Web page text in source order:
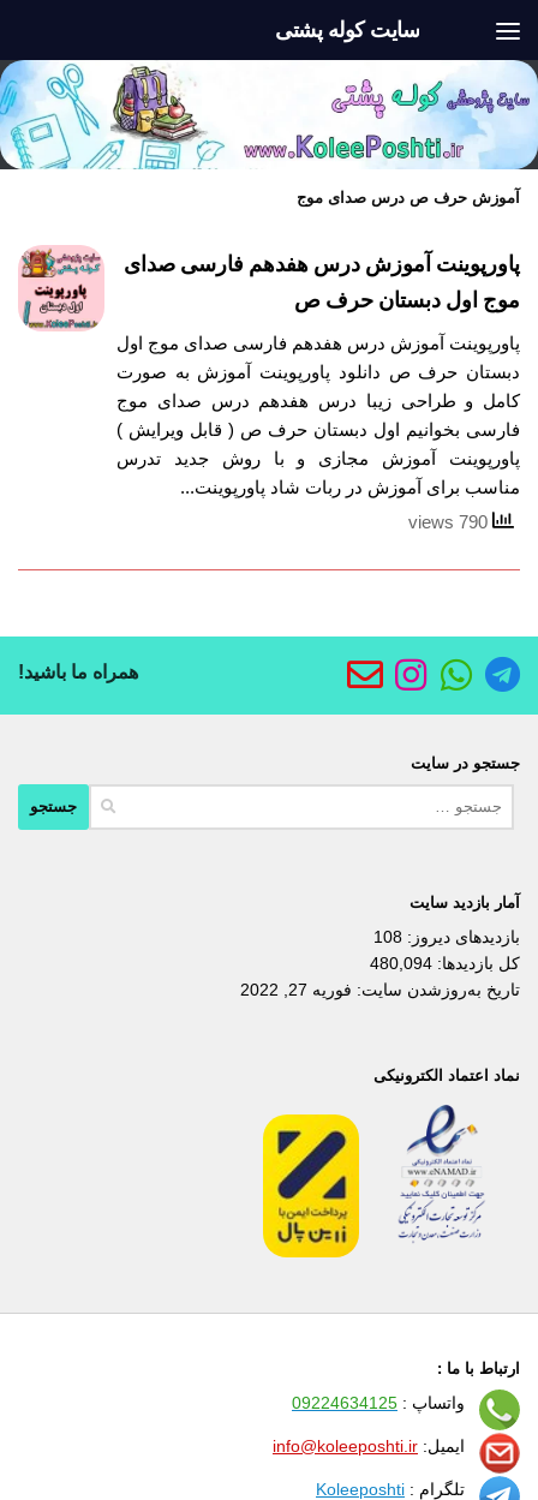
سایت کوله پشتی
آموزش حرف ص درس صدای موج
پاورپوینت آموزش درس هفدهم فارسی صدای
موج اول دبستان حرف ص
پاورپوینت آموزش درس هفدهم فارسی صدای موج اول
دبستان حرف ص دانلود پاورپوینت آموزش به صورت
کامل و طراحی زیبا درس هفدهم درس صدای موج
فارسی بخوانیم اول دبستان حرف ص ( قابل ویرایش )
پاورپوینت آموزش مجازی و با روش جدید تدرس
مناسب برای آموزش در ربات شاد پاورپوینت...
همراه ما باشید!
جستجو در سایت
آمار بازدید سایت
بازدیدهای دیروز: 108
کل بازدیدها: 480,094
تاریخ به‌روزشدن سایت: فوریه 27, 2022
نماد اعتماد الکترونیکی
ارتباط با ما :
واتساپ : 09224634125
ایمیل: info@koleeposhti.ir
تلگرام : Koleeposhti